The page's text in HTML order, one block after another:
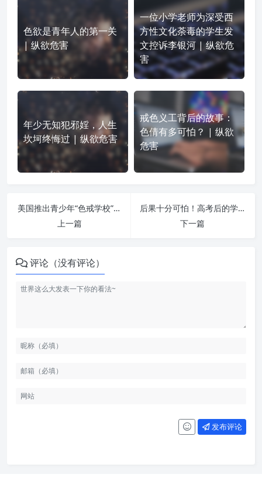
色欲是青年人的第一关
| 纵欲危害
一位小学老师为深受西
方性文化荼毒的学生发
文控诉李银河 | 纵欲危
害
年少无知犯邪婬，人生
坎坷终悔过 | 纵欲危害
戒色义工背后的故事：
色倩有多可怕？ | 纵欲
危害
美国推出青少年“色戒学校”：帮助戒除网络性瘾 | 纵欲危害
上一篇
后果十分可怕！高考后的学子，最容易犯这些不可饶恕的大错 | 纵欲危害
下一篇
评论（没有评论）
发布评论